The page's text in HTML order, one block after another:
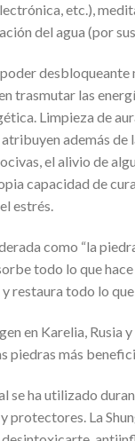
etc.),
del agua (por
poder
trasmutar las
Limpieza de
atribuyen además
el alivio de
capacidad de
estrés.
como “la
todo lo que
restaura todo lo
en Karelia, Rusia
piedras más
se ha utilizado
protectores. La